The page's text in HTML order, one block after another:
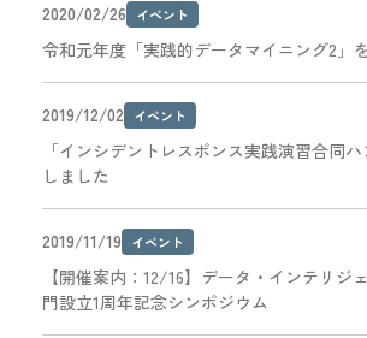
2020/02/26 イベント
令和元年度「実践的データマイニング2」
2019/12/02 イベント
「インシデントレスポンス実践演習合同
しました
2019/11/19 イベント
【開催案内：12/16】データ・インテリジ
門設立1周年記念シンポジウム